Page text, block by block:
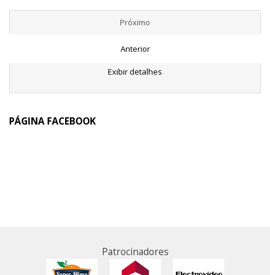
Próximo
Anterior
Exibir detalhes
PÁGINA FACEBOOK
Patrocinadores